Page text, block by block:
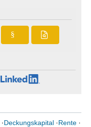
§
·Deckungskapital ·Rente ·